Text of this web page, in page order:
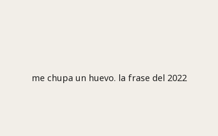
me chupa un huevo. la frase del 2022